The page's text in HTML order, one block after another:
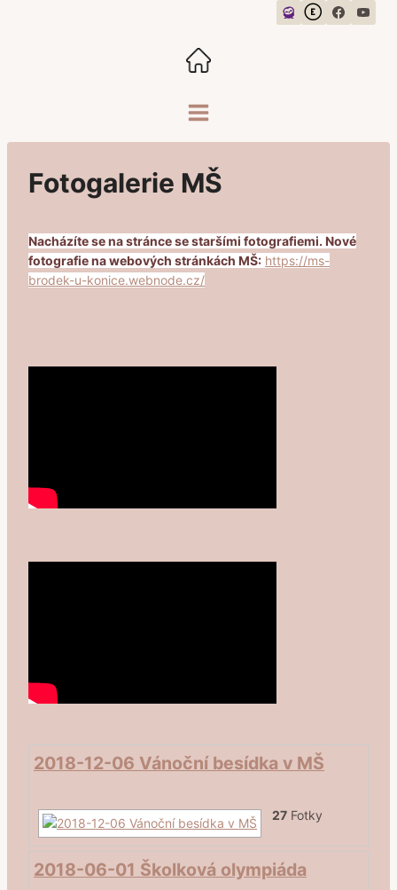
Fotogalerie MŠ
Nacházíte se na stránce se staršími fotografiemi. Nové
fotografie na webových stránkách MŠ: https://ms-
brodek-u-konice.webnode.cz/
2018-12-06 Vánoční besídka v MŠ
27 Fotky
2018-06-01 Školková olympiáda